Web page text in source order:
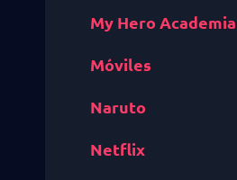
My Hero Academia
Móviles
Naruto
Netflix